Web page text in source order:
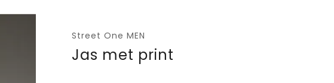
Street One MEN
Jas met print